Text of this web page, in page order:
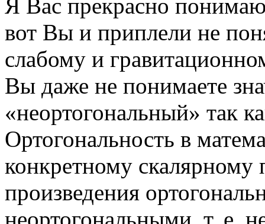
Я Вас прекрасно
вот Вы и приплели не
слабому и
Вы даже не понимаете
«неортогональный» так
Ортогональность в
конкретному
произведения